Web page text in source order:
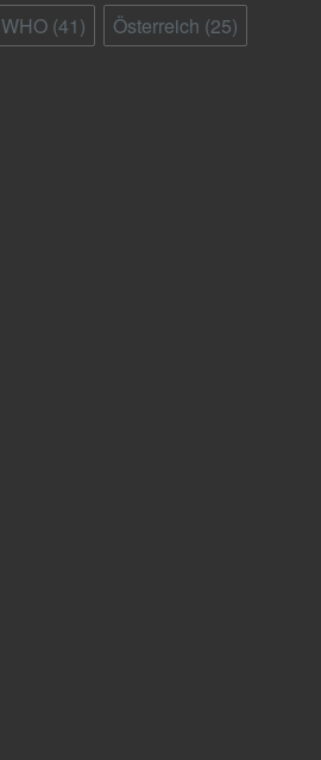
WHO (41) Österreich (25)